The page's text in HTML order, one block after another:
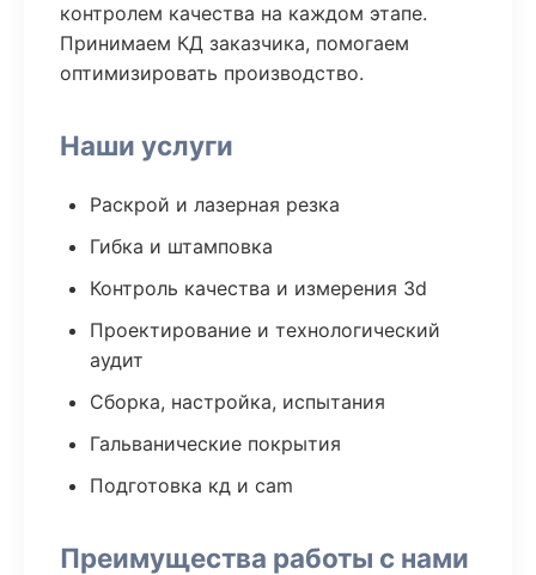
контролем качества на каждом этапе.
Принимаем КД заказчика, помогаем
оптимизировать производство.
Наши услуги
Раскрой и лазерная резка
Гибка и штамповка
Контроль качества и измерения 3d
Проектирование и технологический
аудит
Сборка, настройка, испытания
Гальванические покрытия
Подготовка кд и cam
Преимущества работы с нами